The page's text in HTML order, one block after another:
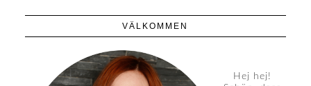
VÄLKOMMEN
Hej hej!